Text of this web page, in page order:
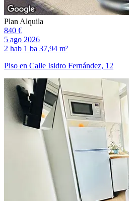
Plan Alquila
840 €
5 ago 2026
2 hab 1 ba 37,94 m²
Piso en Calle Isidro Fernández, 12